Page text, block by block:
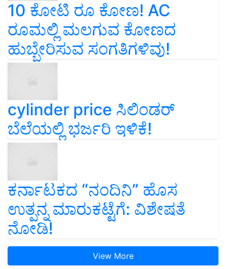
10 ಕೋಟಿ ರೂ ಕೋಣ! AC
ರೂಮಲ್ಲಿ ಮಲಗುವ ಕೋಣದ
ಹುಬ್ಬೇರಿಸುವ ಸಂಗತಿಗಳಿವು!
cylinder price ಸಿಲಿಂಡರ್‌
ಬೆಲೆಯಲ್ಲಿ ಭರ್ಜರಿ ಇಳಿಕೆ!
ಕರ್ನಾಟಕದ “ನಂದಿನಿ” ಹೊಸ
ಉತ್ಪನ್ನ ಮಾರುಕಟ್ಟೆಗೆ: ವಿಶೇಷತೆ
ನೋಡಿ!
View More